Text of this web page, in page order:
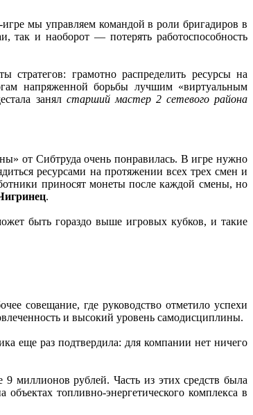
мы управляем командой в роли бригадиров в
так и наоборот — потерять работоспособность
стратегов: грамотно распределить ресурсы на
напряженной борьбы лучшим «виртуальным
занял старший мастер 2 сетевого района
от Сибтруда очень понравилась. В игре нужно
ресурсами на протяжении всех трех смен и
приносят монеты после каждой смены, но
.
быть гораздо выше игровых кубков, и такие
совещание, где руководство отметило успехи
и высокий уровень самодисциплины.
еще раз подтвердила: для компании нет ничего
миллионов рублей. Часть из этих средств была
топливно-энергетического комплекса в